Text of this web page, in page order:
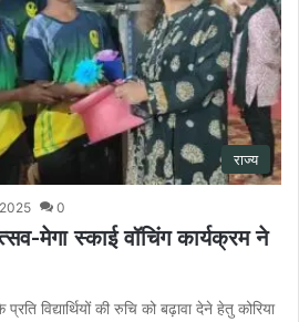
राज्य
0
मेगा स्काई वॉचिंग कार्यक्रम ने
विद्यार्थियों की रुचि को बढ़ावा देने हेतु कोरिया